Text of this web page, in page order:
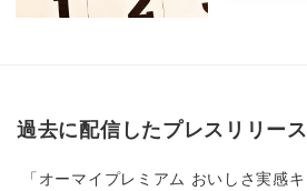
過去に配信したプレスリリース
「オーマイプレミアム おいしさ実感キ